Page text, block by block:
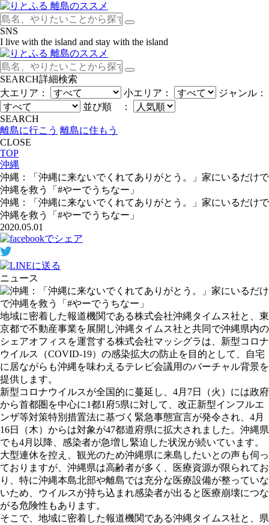
SNS
I live with the island and stay with the island
SEARCH詳細検索
大エリア：
小エリア：
ジャンル：
並び順 ：
SEARCH
離島に行こう 離島に住もう
CLOSE
TOP
沖縄
沖縄：「沖縄に来ないでくれてありがとう。」家にいるだけで
沖縄を救う「#やーでうちなー」
沖縄：「沖縄に来ないでくれてありがとう。」家にいるだけで
沖縄を救う「#やーでうちなー」
2020.05.01
ニュース
地域に密着した報道機関である株式会社沖縄タイムス社と、東
京都で不動産事業を展開し沖縄タイムス社と共同で沖縄県内の
シェアオフィスを運営する株式会社マッシグラは、新型コロナ
ウイルス（COVID-19）の感染拡大の防止を目的として、自宅
に居ながらも沖縄を味わえるテレビ会議用のバーチャル背景を
提供します。
新型コロナウイルスが全国的に蔓延し、4月7日（火）には政府
から首都圏を中心に1都1府5県に対して、改正新型インフルエ
ンザ等対策特別措置法に基づく緊急事態宣言が発令され、4月
16日（木）からは対象が47都道府県に拡大されました。沖縄県
でも4月以降、感染者が急増し緊迫した状況が続いています。
大型連休を控え、観光のため沖縄県に来島したいとの声も伺っ
ておりますが、沖縄県は高齢者が多く、医療資源が限られてお
り、特に沖縄本島北部や離島では充分な医療設備が整っていな
いため、ウイルスが持ち込まれ感染者が出ると医療崩壊につな
がる危険性もあります。
そこで、地域に密着した報道機関である沖縄タイムス社と、県